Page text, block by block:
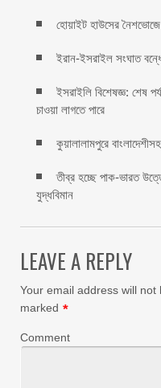
হোয়াইট হাউসের নৈশভোজে
ইরান-ইসরাইল সংঘাত
ইসরাইলি বিশেষজ্ঞ: শেষ
চাওয়া লাগতে পারে
কুয়ালালামপুরে
তীব্র হচ্ছে পাক-ভারত
যুদ্ধবিমান
LEAVE A REPLY
Your email address will not
marked *
Comment